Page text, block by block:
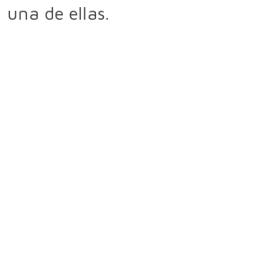
una de ellas.